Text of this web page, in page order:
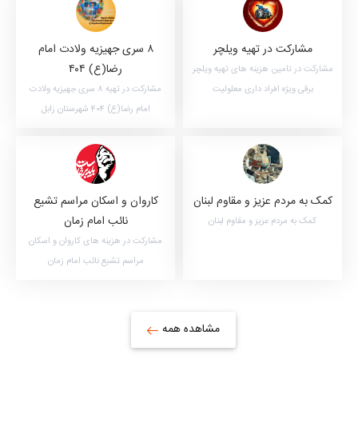
مشارکت در تهیه ویلچر
مشارکت در تامین هزینه های تهیه ویلچر
برقی ویژه افراد داری معلولیت
۸ سری جهیزیه ولادت امام
رضا(ع) ۴۰۴
مشارکت در تهیه ۸ سری جهیزیه ولادت
امام رضا(ع) ۴۰۴ شهرستان زابل
کمک به مردم عزیز و مقاوم لبنان
کمک به مردم عزیز و مقاوم لبنان
کاروان و اسکان مراسم تشیع
نائب امام زمان
مشارکت در هزینه های کاروان و اسکان
مراسم تشیع نائب امام زمان
مشاهده همه